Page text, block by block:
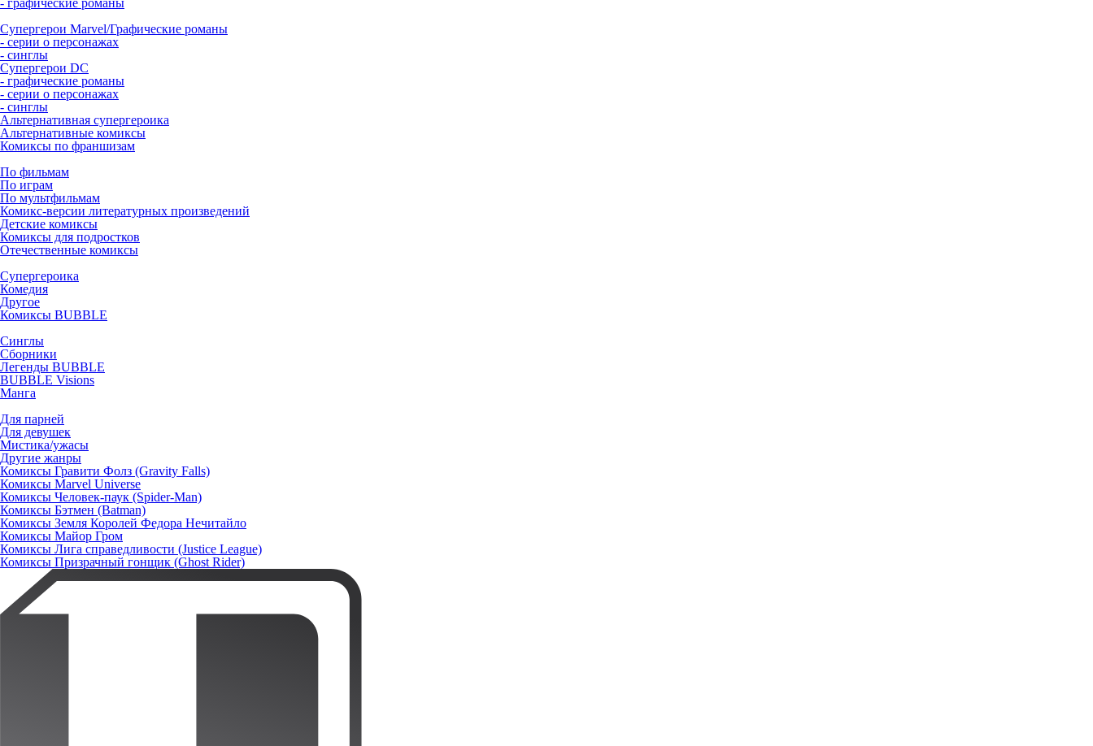
- графические романы
Супергерои Marvel/Графические романы
- серии о персонажах
- синглы
Супергерои DC
- графические романы
- серии о персонажах
- синглы
Альтернативная супергероика
Альтернативные комиксы
Комиксы по франшизам
По фильмам
По играм
По мультфильмам
Комикс-версии литературных произведений
Детские комиксы
Комиксы для подростков
Отечественные комиксы
Супергероика
Комедия
Другое
Комиксы BUBBLE
Синглы
Сборники
Легенды BUBBLE
BUBBLE Visions
Манга
Для парней
Для девушек
Мистика/ужасы
Другие жанры
Комиксы Гравити Фолз (Gravity Falls)
Комиксы Marvel Universe
Комиксы Человек-паук (Spider-Man)
Комиксы Бэтмен (Batman)
Комиксы Земля Королей Федора Нечитайло
Комиксы Майор Гром
Комиксы Лига справедливости (Justice League)
Комиксы Призрачный гонщик (Ghost Rider)